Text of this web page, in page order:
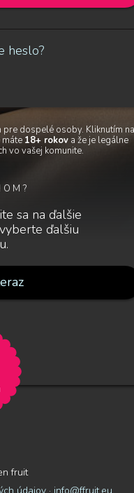
heslo?
dospelé osoby. Kliknutím na
18+ rokova že je legálne
vo vašej komunite.
sa na ďalšie
ďalšiu
fruit